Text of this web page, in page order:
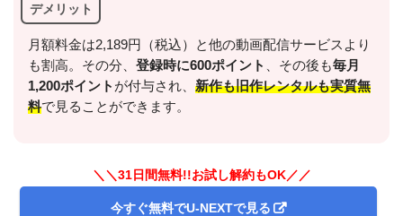
デメリット
月額料金は2,189円（税込）と他の動画配信サービスより
も割高。その分、 登録時に600ポイント 、その後も毎月
1,200ポイント が付与され、 新作も旧作レンタルも実質無
料で見ることができます。
＼＼31日間無料!!お試し解約もOK／／
今すぐ無料でU-NEXTで見る